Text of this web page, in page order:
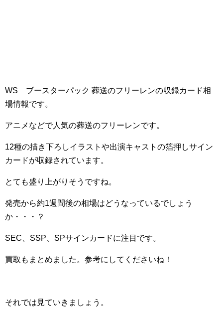
WS ブースターパック 葬送のフリーレンの収録カード相
場情報です。
アニメなどで人気の葬送のフリーレンです。
12種の描き下ろしイラストや出演キャストの箔押しサイン
カードが収録されています。
とても盛り上がりそうですね。
発売から約1週間後の相場はどうなっているでしょう
か・・・？
SEC、SSP、SPサインカードに注目です。
買取もまとめました。参考にしてくださいね！
それでは見ていきましょう。